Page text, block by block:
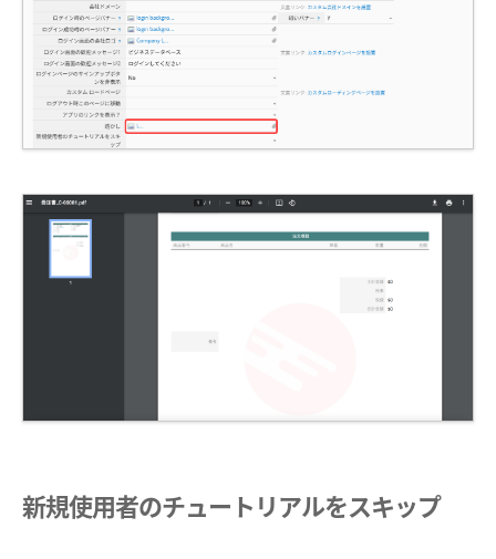
新規使用者のチュートリアルをスキップ